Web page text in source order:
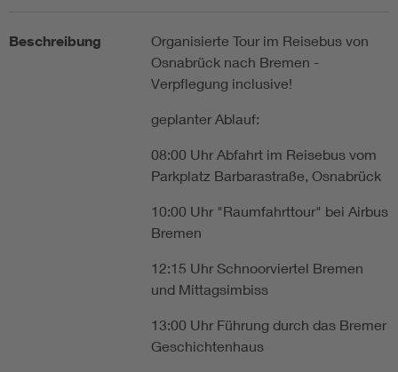
Beschreibung
Organisierte Tour im Reisebus von
Osnabrück nach Bremen -
Verpflegung inclusive!
geplanter Ablauf:
08:00 Uhr Abfahrt im Reisebus vom
Parkplatz Barbarastraße, Osnabrück
10:00 Uhr "Raumfahrttour" bei Airbus
Bremen
12:15 Uhr Schnoorviertel Bremen
und Mittagsimbiss
13:00 Uhr Führung durch das Bremer
Geschichtenhaus